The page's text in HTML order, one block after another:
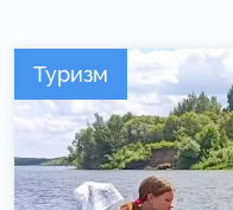
Туризм